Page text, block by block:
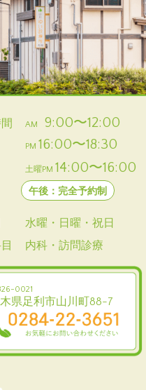
AM 9:00〜12:00
PM 16:00〜18:30
土曜PM 14:00〜16:00
午後：完全予約制
水曜・日曜・祝日
内科 ・ 訪問診療
0021
県足利市山川町88-7